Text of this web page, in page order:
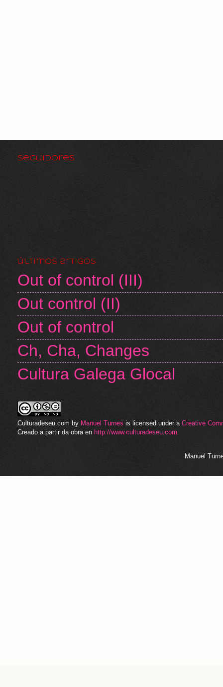
Seguidores
últimos artigos
Out of control (III)
Out control (II)
Out of control
Ch, Cha, Changes
Cultura Galega Glocal
Culturadeseu.com by Manuel Turnes is licensed under a Creative
Creado a partir da obra en http://www.culturadeseu.com
Manuel